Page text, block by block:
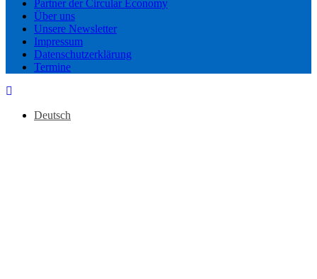
Partner der Circular Economy
Über uns
Unsere Newsletter
Impressum
Datenschutzerklärung
Termine
Deutsch